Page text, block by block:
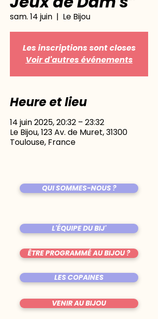
sam. 14 juin
  |
Le Bijou
Les inscriptions sont closes
Voir d'autres événements
Heure et lieu
14 juin 2025, 20:32 – 23:32
Le Bijou, 123 Av. de Muret, 31300
Toulouse, France
QUI SOMMES-NOUS ?
L'ÉQUIPE DU BIJ'
ÊTRE PROGRAMMÉ AU BIJOU ?
LES COPAINES
VENIR AU BIJOU